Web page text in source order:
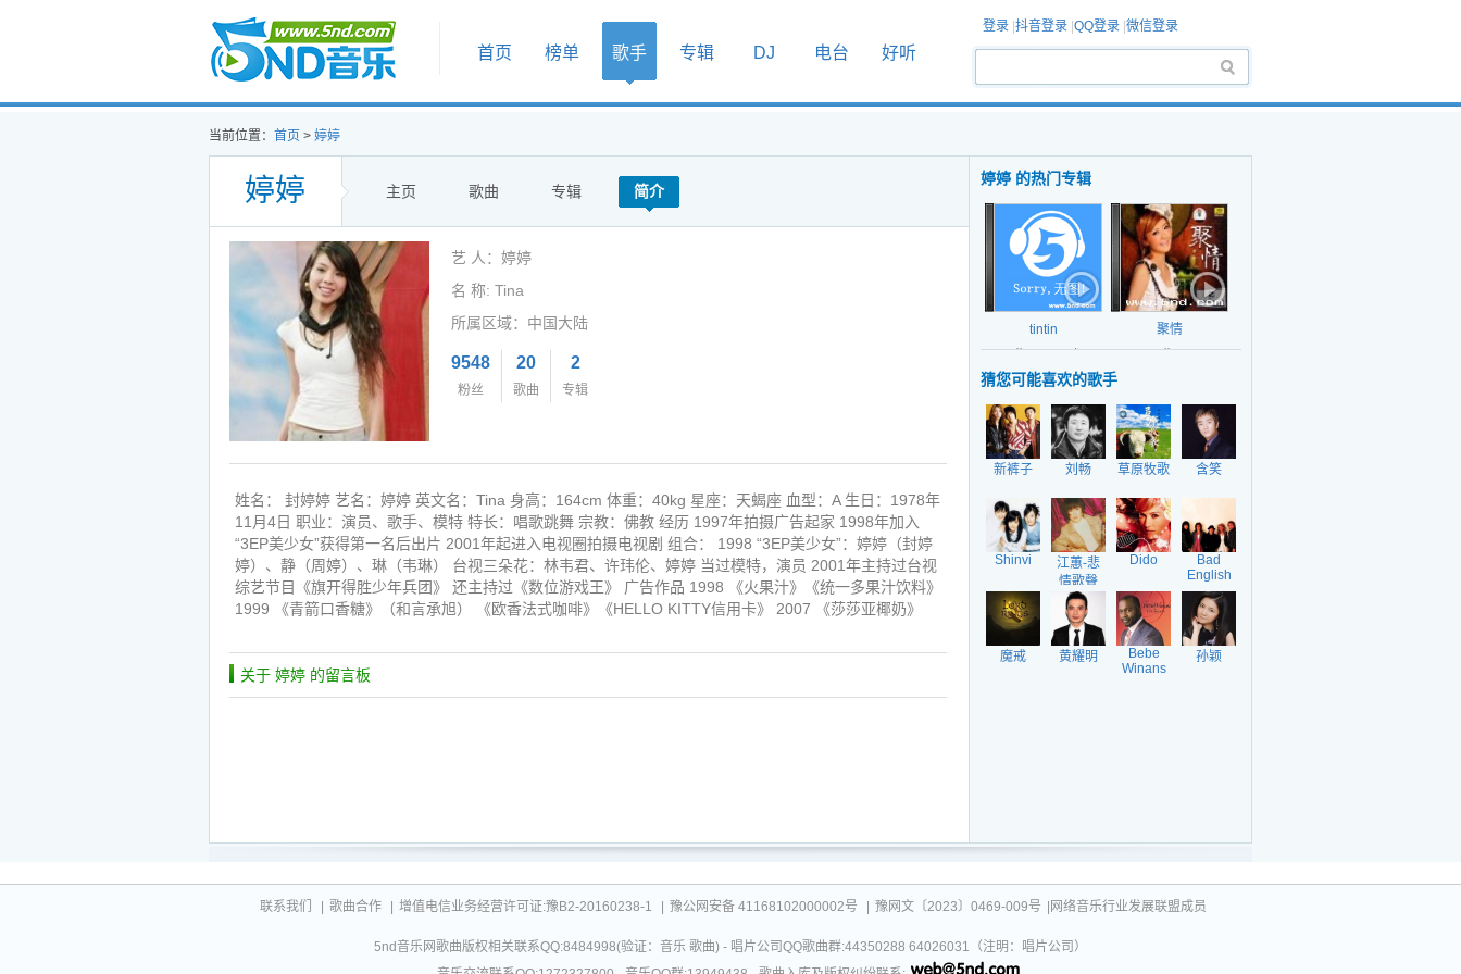
首页
首页 榜单 歌手 专辑 DJ 电台 好听
登录 抖音登录 QQ登录 微信登录
当前位置： 首页 > 婷婷
婷婷 主页 歌曲 专辑 简介
艺 人：婷婷
名 称: Tina
所属区域：中国大陆
9548
粉丝
20
歌曲
2
专辑
姓名： 封婷婷 艺名：婷婷 英文名：Tina 身高：164cm 体重：40kg 星座：天蝎座 血型：A 生日：1978年
11月4日 职业：演员、歌手、模特 特长：唱歌跳舞 宗教：佛教 经历 1997年拍摄广告起家 1998年加入
“3EP美少女”获得第一名后出片 2001年起进入电视圈拍摄电视剧 组合： 1998 “3EP美少女”：婷婷（封婷
婷）、静（周婷）、琳（韦琳） 台视三朵花：林韦君、许玮伦、婷婷 当过模特，演员 2001年主持过台视
综艺节目《旗开得胜少年兵团》 还主持过《数位游戏王》 广告作品 1998 《火果汁》《统一多果汁饮料》
1999 《青箭口香糖》（和言承旭） 《欧香法式咖啡》《HELLO KITTY信用卡》 2007 《莎莎亚椰奶》
关于 婷婷 的留言板
婷婷 的热门专辑
tintin
聚情
猜您可能喜欢的歌手
新裤子 刘畅 草原牧歌 含笑
Shinvi
江蕙-悲
情歌聲
Dido
Bad
English
魔戒 黄耀明
Bebe
Winans
孙颖
联系我们 歌曲合作 增值电信业务经营许可证:豫B2-20160238-1 豫公网安备 41168102000002号 豫网文〔2023〕0469-009号 |网络音乐行业发展联盟成员
5nd音乐网歌曲版权相关联系QQ:8484998(验证：音乐 歌曲) - 唱片公司QQ歌曲群:44350288 64026031（注明：唱片公司）